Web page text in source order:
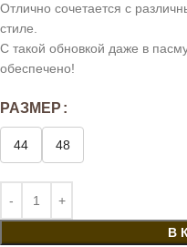
Отлично сочетается с
стиле.
С такой обновкой даже в
обеспечено!
РАЗМЕР
44 48
В